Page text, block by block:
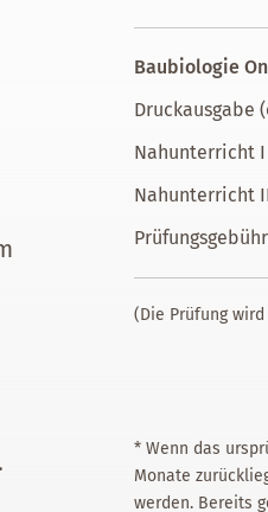
Baubiologie
Druckausgabe
Nahunterricht I
Nahunterricht
(Die Prüfung
*Wenn das
Monate
werden. Bereits